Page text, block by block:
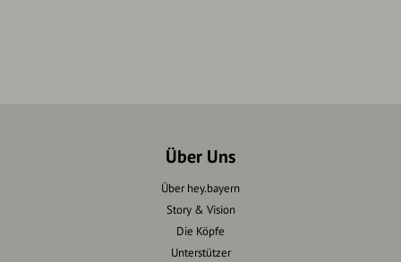
Über Uns
Über hey.bayern
Story & Vision
Die Köpfe
Unterstützer